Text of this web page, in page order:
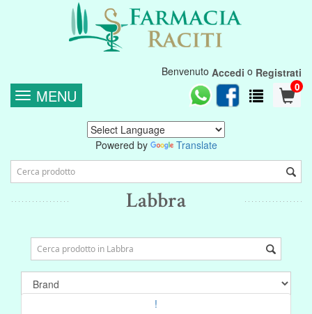
Benvenuto Accedi o Registrati
0
MENU
Powered by Translate
Labbra
!